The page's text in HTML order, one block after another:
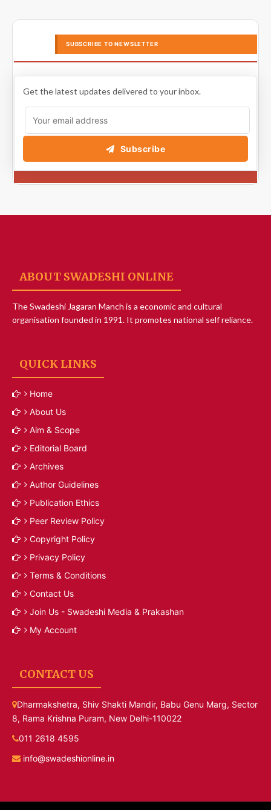
SUBSCRIBE TO NEWSLETTER
Get the latest updates delivered to your inbox.
Subscribe
ABOUT SWADESHI ONLINE
The Swadeshi Jagaran Manch is a economic and cultural
organisation founded in 1991. It promotes national self reliance.
QUICK LINKS
Home
About Us
Aim & Scope
Editorial Board
Archives
Author Guidelines
Publication Ethics
Peer Review Policy
Copyright Policy
Privacy Policy
Terms & Conditions
Contact Us
Join Us - Swadeshi Media & Prakashan
My Account
CONTACT US
Dharmakshetra, Shiv Shakti Mandir, Babu Genu Marg, Sector
8, Rama Krishna Puram, New Delhi-110022
011 2618 4595
info@swadeshionline.in